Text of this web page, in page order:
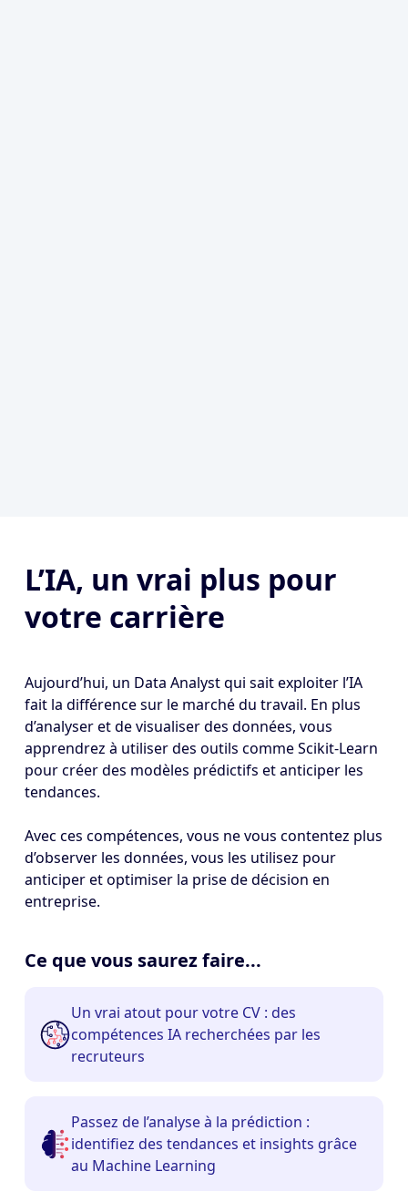
L’IA, un vrai plus pour
votre carrière
Aujourd’hui, un Data Analyst qui sait exploiter l’IA
fait la différence sur le marché du travail. En plus
d’analyser et de visualiser des données, vous
apprendrez à utiliser des outils comme Scikit-Learn
pour créer des modèles prédictifs et anticiper les
tendances.
Avec ces compétences, vous ne vous contentez plus
d’observer les données, vous les utilisez pour
anticiper et optimiser la prise de décision en
entreprise.
Ce que vous saurez faire...
Un vrai atout pour votre CV : des
compétences IA recherchées par les
recruteurs
Passez de l’analyse à la prédiction :
identifiez des tendances et insights grâce
au Machine Learning